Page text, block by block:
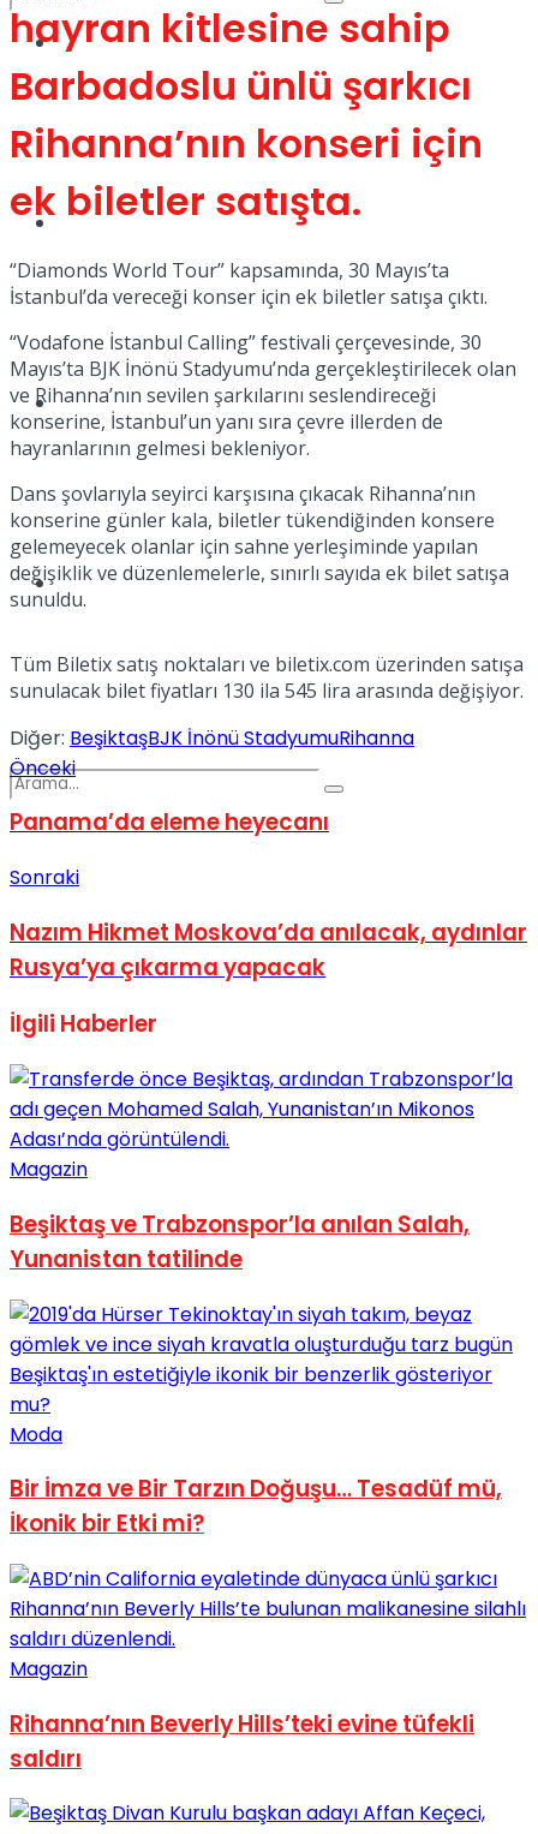
Sinema
Tatil
Spor
Podcast
No Result
View All Result
No Result
View All Result
hayran kitlesine sahip
Barbadoslu ünlü şarkıcı
Rihanna’nın konseri için
ek biletler satışta.
“Diamonds World Tour” kapsamında, 30 Mayıs’ta
İstanbul’da vereceği konser için ek biletler satışa çıktı.
“Vodafone İstanbul Calling” festivali çerçevesinde, 30
Mayıs’ta BJK İnönü Stadyumu’nda gerçekleştirilecek olan
ve Rihanna’nın sevilen şarkılarını seslendireceği
konserine, İstanbul’un yanı sıra çevre illerden de
hayranlarının gelmesi bekleniyor.
Dans şovlarıyla seyirci karşısına çıkacak Rihanna’nın
konserine günler kala, biletler tükendiğinden konsere
gelemeyecek olanlar için sahne yerleşiminde yapılan
değişiklik ve düzenlemelerle, sınırlı sayıda ek bilet satışa
sunuldu.
Tüm Biletix satış noktaları ve biletix.com üzerinden satışa
sunulacak bilet fiyatları 130 ila 545 lira arasında değişiyor.
Diğer: BeşiktaşBJK İnönü StadyumuRihanna
Önceki
Panama’da eleme heyecanı
Sonraki
Nazım Hikmet Moskova’da anılacak, aydınlar
Rusya’ya çıkarma yapacak
İlgili Haberler
Magazin
Beşiktaş ve Trabzonspor’la anılan Salah,
Yunanistan tatilinde
Moda
Bir İmza ve Bir Tarzın Doğuşu… Tesadüf mü,
İkonik bir Etki mi?
Magazin
Rihanna’nın Beverly Hills’teki evine tüfekli
saldırı